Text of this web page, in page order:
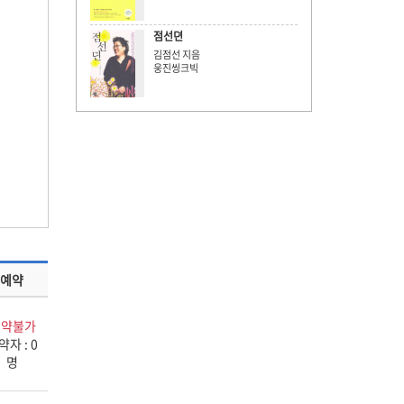
예약
불가
자 : 0
명
점선뎐
김점선 지음
웅진씽크빅